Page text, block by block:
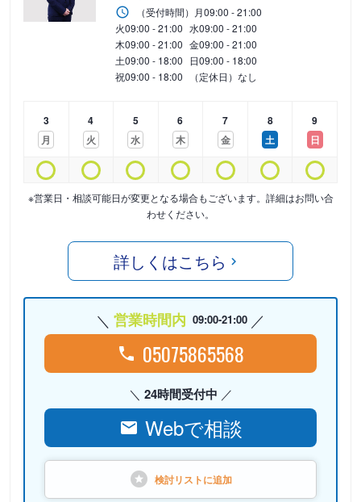
（受付時間） 月09:00 - 21:00
火09:00 - 21:00 水09:00 - 21:00
木09:00 - 21:00 金09:00 - 21:00
土09:00 - 18:00 日09:00 - 18:00
祝09:00 - 18:00 （定休日）なし
3
月
4
火
5
水
6
木
7
金
8
土
9
日
※営業日・相談可能日が変更となる場合もございます。詳細はお問い合
わせください。
詳しくはこちら
営業時間内 09:00-21:00
05075865568
24時間受付中
Webで相談
検討リストに追加